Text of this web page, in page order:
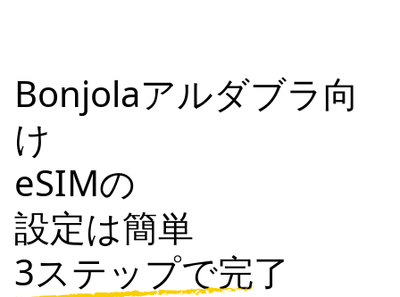
Bonjolaアルダブラ向
け
eSIMの
設定は簡単
3ステップで完了